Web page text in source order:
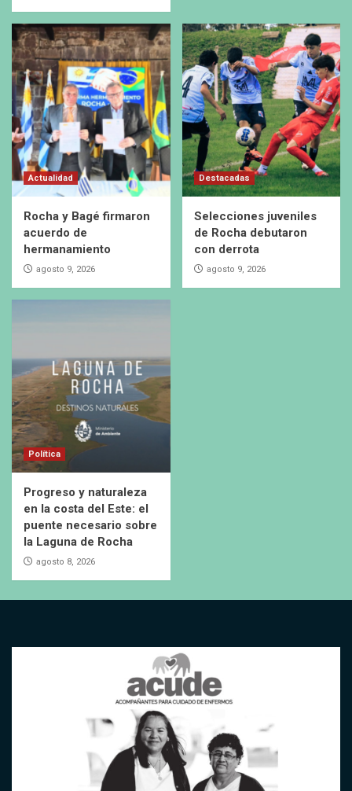
Actualidad
Rocha y Bagé firmaron
acuerdo de
hermanamiento
agosto 9, 2026
Destacadas
Selecciones juveniles
de Rocha debutaron
con derrota
agosto 9, 2026
Política
Progreso y naturaleza
en la costa del Este: el
puente necesario sobre
la Laguna de Rocha
agosto 8, 2026